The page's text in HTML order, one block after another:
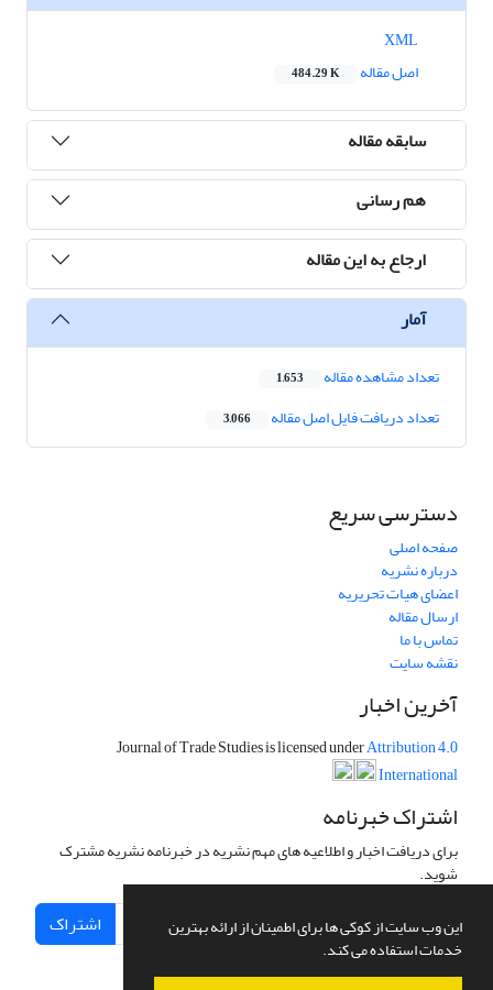
این وب سایت از کوکی ها برای اطمینان از ارائه بهترین
خدمات استفاده می کند.
اصل مقاله
484.29 K
سابقه مقاله
هم رسانی
ارجاع به این مقاله
آمار
تعداد مشاهده مقاله 1,653
تعداد دریافت فایل اصل مقاله 3,066
دسترسی سریع
صفحه اصلی
درباره نشریه
اعضای هیات تحریریه
ارسال مقاله
تماس با ما
نقشه سایت
آخرین اخبار
Journal of Trade Studies is licensed underAttribution 4.0
International
اشتراک خبرنامه
برای دریافت اخبار و اطلاعیه های مهم نشریه در خبرنامه نشریه مشترک
شوید.
اشتراک